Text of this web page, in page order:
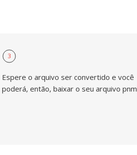
3
Espere o arquivo ser convertido e você
poderá, então, baixar o seu arquivo pnm